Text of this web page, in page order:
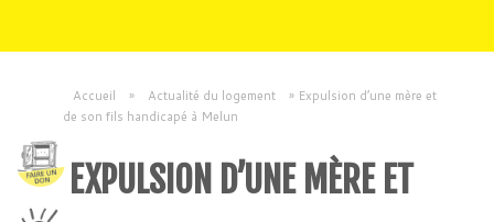
Accueil » Actualité du logement » Expulsion d’une mère et
de son fils handicapé à Melun
EXPULSION D’UNE MÈRE ET